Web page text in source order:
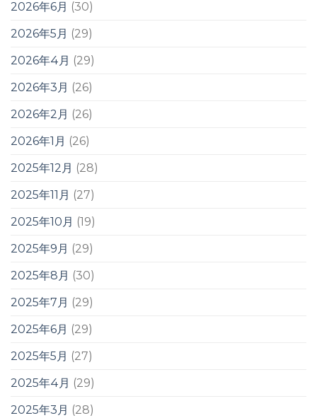
2026年6月 (30)
2026年5月 (29)
2026年4月 (29)
2026年3月 (26)
2026年2月 (26)
2026年1月 (26)
2025年12月 (28)
2025年11月 (27)
2025年10月 (19)
2025年9月 (29)
2025年8月 (30)
2025年7月 (29)
2025年6月 (29)
2025年5月 (27)
2025年4月 (29)
2025年3月 (28)